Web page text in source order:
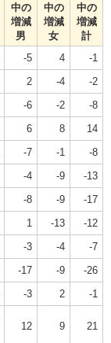
中の
増減
男
中の
増減
女
中の
増減
計
-5 4
-1
2 -4
-2
-6 -2
-8
6 8
14
-7 -1
-8
-4 -9
-13
-8 -9
-17
1 -13
-12
-3 -4
-7
-17 -9
-26
-3 2
-1
12 9 21